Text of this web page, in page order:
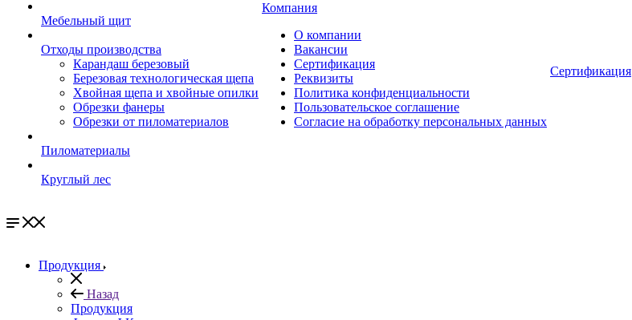
Мебельный щит
Отходы производства
Карандаш березовый
Березовая технологическая щепа
Хвойная щепа и хвойные опилки
Обрезки фанеры
Обрезки от пиломатериалов
Пиломатериалы
Круглый лес
Компания
О компании
Вакансии
Сертификация
Реквизиты
Политика конфиденциальности
Пользовательское соглашение
Согласие на обработку персональных данных
Сертификация
Продукция
Назад
Продукция